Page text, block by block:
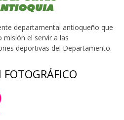
departamental antioqueño que
misión el servir a las
deportivas del Departamento.